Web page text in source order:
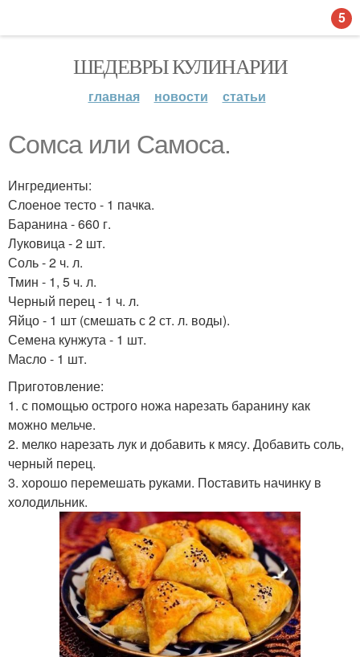
ШЕДЕВРЫ КУЛИНАРИИ
главная новости статьи
Сомса или Самоса.
Ингредиенты:
Слоеное тесто - 1 пачка.
Баранина - 660 г.
Луковица - 2 шт.
Соль - 2 ч. л.
Тмин - 1, 5 ч. л.
Черный перец - 1 ч. л.
Яйцо - 1 шт (смешать с 2 ст. л. воды).
Семена кунжута - 1 шт.
Масло - 1 шт.
Приготовление:
1. с помощью острого ножа нарезать баранину как
можно мельче.
2. мелко нарезать лук и добавить к мясу. Добавить соль,
черный перец.
3. хорошо перемешать руками. Поставить начинку в
холодильник.
5